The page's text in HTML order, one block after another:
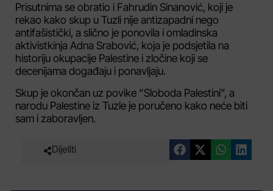
Prisutnima se obratio i Fahrudin Sinanović, koji je
rekao kako skup u Tuzli nije antizapadni nego
antifašistički, a slično je ponovila i omladinska
aktivistkinja Adna Srabović, koja je podsjetila na
historiju okupacije Palestine i zločine koji se
decenijama događaju i ponavljaju.
Skup je okončan uz povike “Sloboda Palestini”, a
narodu Palestine iz Tuzle je poručeno kako neće biti
sam i zaboravljen.
Dijeliti